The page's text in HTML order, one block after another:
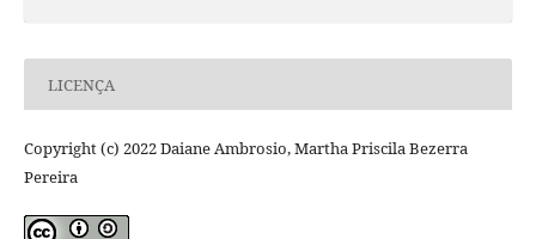
LICENÇA
Copyright (c) 2022 Daiane Ambrosio, Martha Priscila Bezerra
Pereira